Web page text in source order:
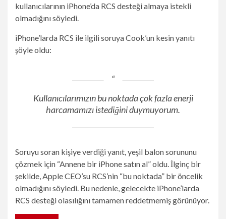
kullanıcılarının iPhone’da RCS desteği almaya istekli
olmadığını söyledi.
iPhone’larda RCS ile ilgili soruya Cook’un kesin yanıtı
şöyle oldu:
Kullanıcılarımızın bu noktada çok fazla enerji
harcamamızı istediğini duymuyorum.
Soruyu soran kişiye verdiği yanıt, yeşil balon sorununu
çözmek için “Annene bir iPhone satın al” oldu. İlginç bir
şekilde, Apple CEO’su RCS’nin “bu noktada” bir öncelik
olmadığını söyledi. Bu nedenle, gelecekte iPhone’larda
RCS desteği olasılığını tamamen reddetmemiş görünüyor.